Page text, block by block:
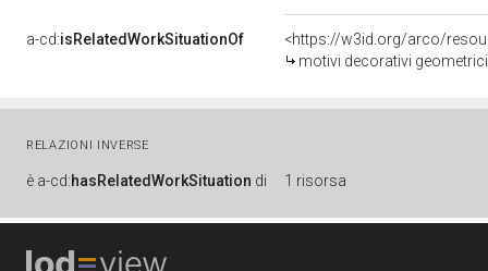
a-cd:isRelatedWorkSituationOf
<https://w3id.org/arco/
motivi decorativi
RELAZIONI INVERSE
è a-cd:hasRelatedWorkSituation di 1 risorsa